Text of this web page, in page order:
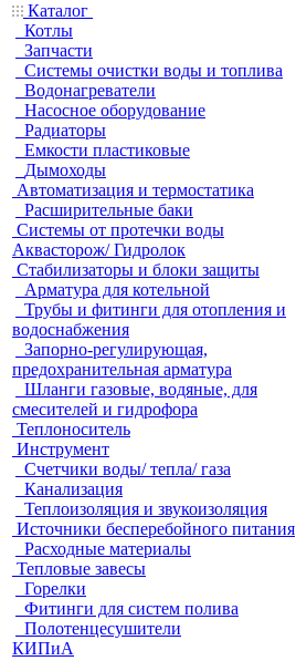
Каталог
Котлы
Запчасти
Системы очистки воды и топлива
Водонагреватели
Насосное оборудование
Радиаторы
Емкости пластиковые
Дымоходы
Автоматизация и термостатика
Расширительные баки
Системы от протечки воды
Аквасторож/ Гидролок
Стабилизаторы и блоки защиты
Арматура для котельной
Трубы и фитинги для отопления и
водоснабжения
Запорно-регулирующая,
предохранительная арматура
Шланги газовые, водяные, для
смесителей и гидрофора
Теплоноситель
Инструмент
Счетчики воды/ тепла/ газа
Канализация
Теплоизоляция и звукоизоляция
Источники бесперебойного питания
Расходные материалы
Тепловые завесы
Горелки
Фитинги для систем полива
Полотенцесушители
КИПиА